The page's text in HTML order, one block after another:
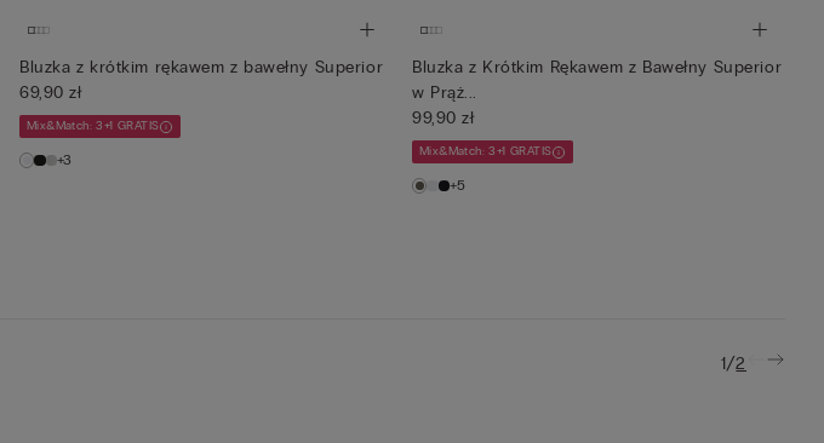
Bluzka z krótkim rękawem z bawełny Superior
69,90 zł
Mix&Match: 3+1 GRATIS
+3
Bluzka z Krótkim Rękawem z Bawełny Superior
w Prąż...
99,90 zł
Mix&Match: 3+1 GRATIS
+5
1/2